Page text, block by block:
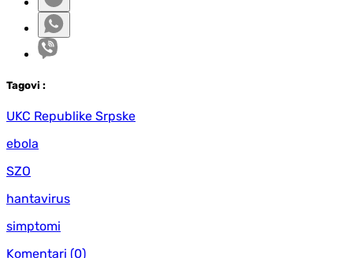
Tagovi :
UKC Republike Srpske
ebola
SZO
hantavirus
simptomi
Komentari (0)